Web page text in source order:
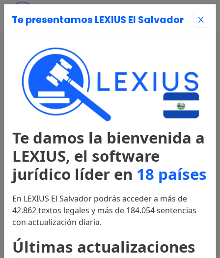
Te presentamos LEXIUS El Salvador
Te damos la bienvenida a
LEXIUS, el software
jurídico líder en 18 países
En LEXIUS El Salvador podrás acceder a más de
42.862 textos legales y más de 184.054 sentencias
con actualización diaria.
Últimas actualizaciones
Página Principal
Entrar
Registrarse
Legislación
Constitución